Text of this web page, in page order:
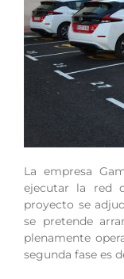
La empresa
ejecutar la red
proyecto se
se pretende
plenamente
segunda fase es